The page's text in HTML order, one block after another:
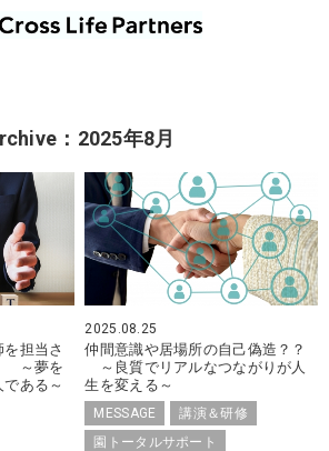
：2025年8月
担当さ
～夢を
ある～
2025.08.25
仲間意識や居場所の自己偽造？？
～良質でリアルなつながりが人
生を変える～
MESSAGE
講演＆研修
園トータルサポート